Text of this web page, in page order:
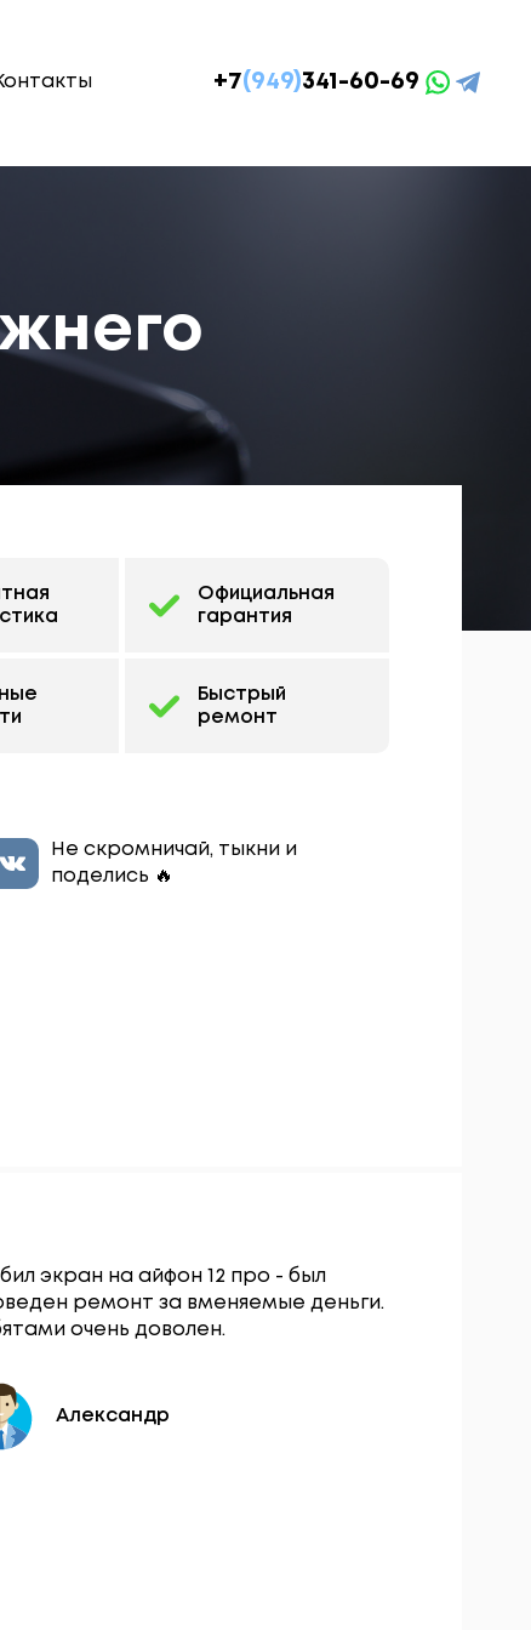
+7(949)341-60-69
Официальная
гарантия
Быстрый
ремонт
Не скромничай, тыкни и
поделись 🔥
экран на айфон 12 про - был
ремонт за вменяемые деньги.
очень доволен.
Александр